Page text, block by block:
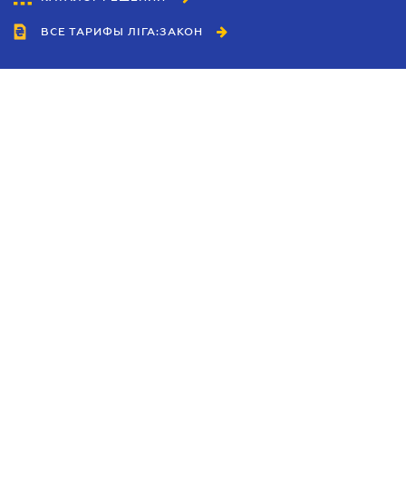
ВСЕ ТАРИФЫ ЛІГА:ЗАКОН